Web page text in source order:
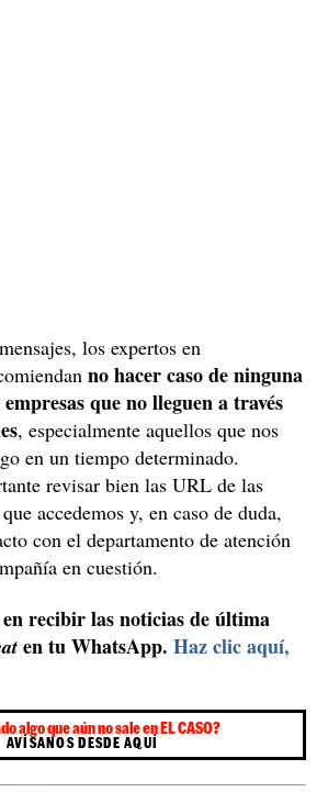
los expertos en
no hacer caso de ninguna
que no lleguen a través
, especialmente aquellos que nos
en un tiempo determinado.
revisar bien las URL de las
accedemos y, en caso de duda,
con el departamento de atención
en cuestión.
recibir las noticias de última
en tu WhatsApp. Haz clic aquí,
algo que aún no sale en EL CASO?
AVÍSANOS DESDE AQUÍ